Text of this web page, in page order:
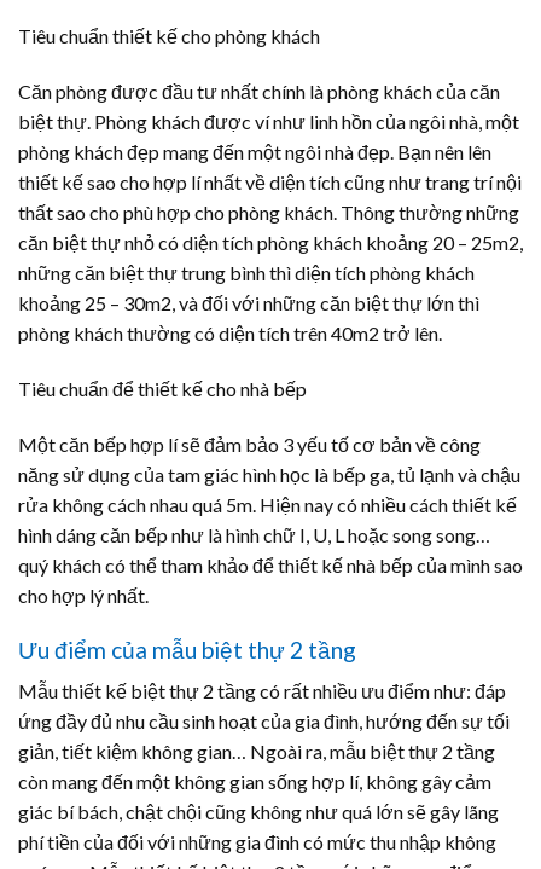
Tiêu chuẩn thiết kế cho phòng khách
Căn phòng được đầu tư nhất chính là phòng khách của căn
biệt thự. Phòng khách được ví như linh hồn của ngôi nhà, một
phòng khách đẹp mang đến một ngôi nhà đẹp. Bạn nên lên
thiết kế sao cho hợp lí nhất về diện tích cũng như trang trí nội
thất sao cho phù hợp cho phòng khách. Thông thường những
căn biệt thự nhỏ có diện tích phòng khách khoảng 20 – 25m2,
những căn biệt thự trung bình thì diện tích phòng khách
khoảng 25 – 30m2, và đối với những căn biệt thự lớn thì
phòng khách thường có diện tích trên 40m2 trở lên.
Tiêu chuẩn để thiết kế cho nhà bếp
Một căn bếp hợp lí sẽ đảm bảo 3 yếu tố cơ bản về công
năng sử dụng của tam giác hình học là bếp ga, tủ lạnh và chậu
rửa không cách nhau quá 5m. Hiện nay có nhiều cách thiết kế
hình dáng căn bếp như là hình chữ I, U, L hoặc song song…
quý khách có thể tham khảo để thiết kế nhà bếp của mình sao
cho hợp lý nhất.
Ưu điểm của mẫu biệt thự 2 tầng
Mẫu thiết kế biệt thự 2 tầng có rất nhiều ưu điểm như: đáp
ứng đầy đủ nhu cầu sinh hoạt của gia đình, hướng đến sự tối
giản, tiết kiệm không gian… Ngoài ra, mẫu biệt thự 2 tầng
còn mang đến một không gian sống hợp lí, không gây cảm
giác bí bách, chật chội cũng không như quá lớn sẽ gây lãng
phí tiền của đối với những gia đình có mức thu nhập không